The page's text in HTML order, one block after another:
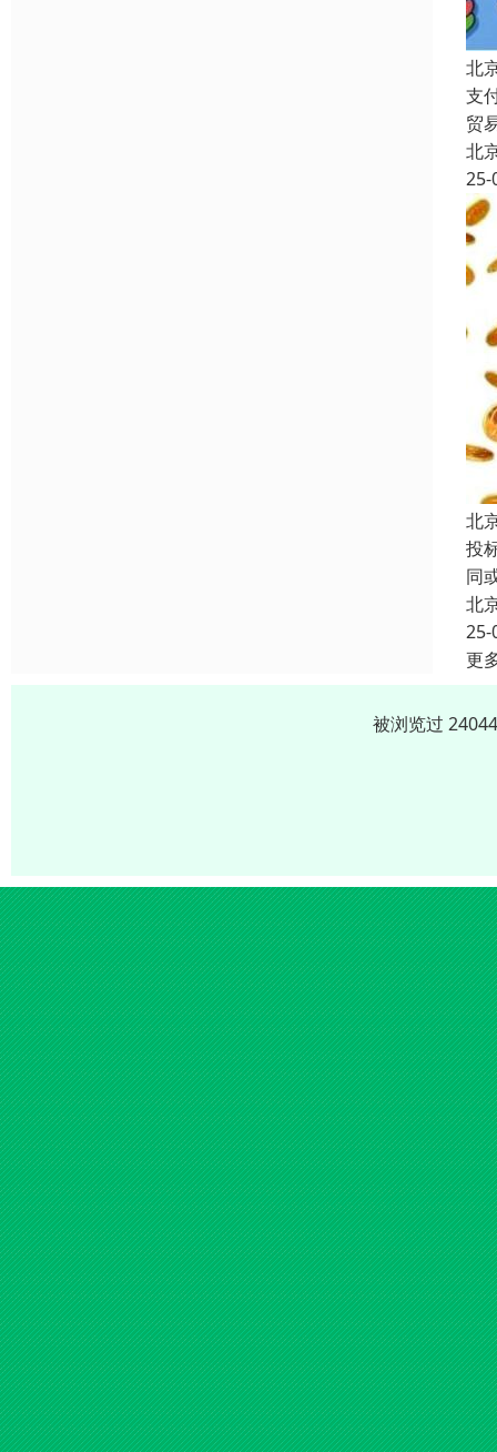
北
支
贸
北
25-
北
投
同
北
25-
更
被浏览过